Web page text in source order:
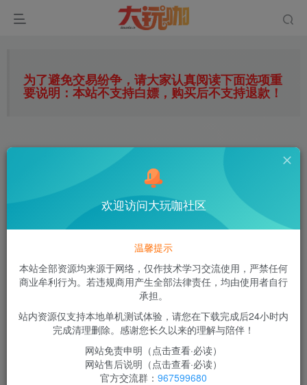
为了避免交易纷争，请大家认真阅读下面选项重
要说明：本站不支持白嫖，购买后不支持退款！
购买必读须知
下单前请完整阅读，购买即代表同意全部条款
1.本站源码都是测试过的可以用，但不能保证是否
完美的端与源码！
2 2.所有源码以视频教程为证，源码是本人亲测“可用
可搭建” 所有文件和教程都会打包发布，除了“某些
工具或软件”。如果你搭建不了，不好意思，源码
并没有问题。
欢迎访问大玩咖社区
温馨提示
本站全部资源均来源于网络，仅作技术学习交流使用，严禁任何
商业牟利行为。若违规商用产生全部法律责任，均由使用者自行
承担。
站内资源仅支持本地单机测试体验，请您在下载完成后24小时内
完成清理删除。感谢您长久以来的理解与陪伴！
网站免责申明（点击查看·必读）
网站售后说明（点击查看·必读）
官方交流群： 967599680